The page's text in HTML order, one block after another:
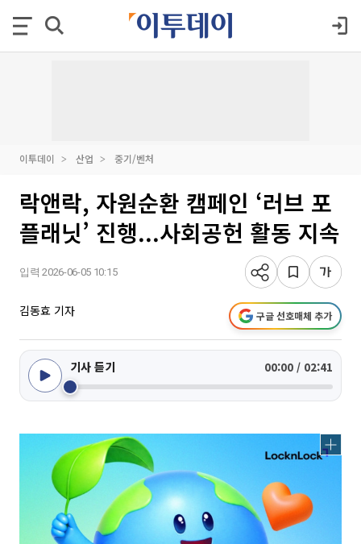
이투데이 산업 중기/벤처
락앤락, 자원순환 캠페인 ‘러브 포
플래닛’ 진행...사회공헌 활동 지속
입력 2026-06-05 10:15
김동효 기자 구글 선호매체 추가
기사 듣기 00:00 / 02:41